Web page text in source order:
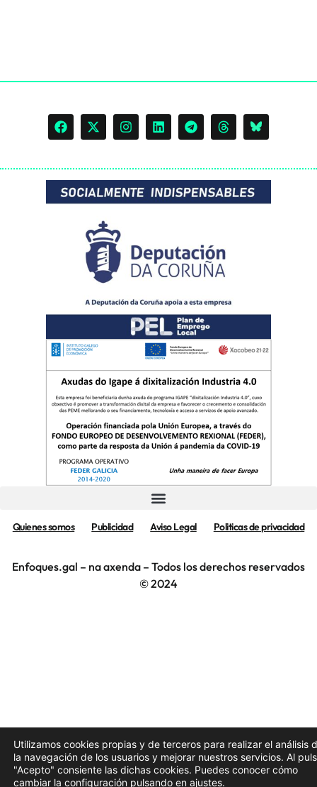
Quienes somos Publicidad Aviso Legal Politicas de privacidad
Enfoques.gal – na axenda – Todos los derechos reservados
© 2024
Utilizamos cookies propias y de terceros para realizar el análisis
la navegación de los usuarios y mejorar nuestros servicios. Al
"Acepto" consiente las dichas cookies. Puedes conocer cómo
cambiar la configuración pulsando en ajustes.